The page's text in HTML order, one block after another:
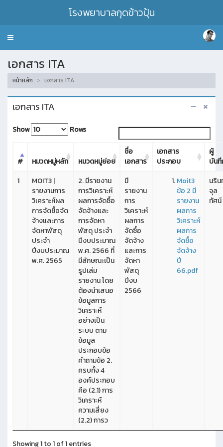
โรงพยาบาลกุดข้าวปุ้น
Toggle
เอกสาร ITA
หน้าหลัก เอกสาร ITA
เอกสาร ITA
Show Rows
# หมวดหมู่หลัก หมวดหมู่ย่อย
ชื่อ
เอกสาร
เอกสาร
ประกอบ
ผู้
บัน
1
MOIT3 |
รายงานการ
วิเคราะห์ผล
การจัดซื้อจัด
จ้างและการ
จัดหาพัสดุ
ประจำ
ปีงบประมาณ
พ.ศ. 2565
2. มีรายงาน
การวิเคราะห์
ผลการจัดซื้อ
จัดจ้างและ
การจัดหา
พัสดุ ประจำ
ปีงบประมาณ
พ.ศ. 2566 ที่
มีลักษณะเป็น
รูปเล่ม
รายงาน โดย
ต้องนำเสนอ
ข้อมูลการ
วิเคราะห์
อย่างเป็น
ระบบ ตาม
ข้อมูล
ประกอบข้อ
คำถามข้อ 2.
ครบทั้ง 4
องค์ประกอบ
คือ (2.1) การ
วิเคราะห์
ความเสี่ยง
(2.2) การว
มี
รายงาน
การ
วิเคราะห์
ผลการ
จัดซื้อ
จัดจ้าง
และการ
จัดหา
พัสดุ
ปีงบ
2566
Moit3
ข้อ 2 มี
รายงาน
ผลการ
วิเคราะห์
ผลการ
จัดซื้อ
จัดจ้าง
ปี
66.pdf
นริน
จุล
ทัศน์
Showing 1 to 1 of 1 entries